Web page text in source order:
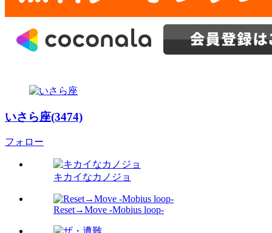
いさら座(3474)
フォロー
キカイなカノジョ
Reset→Move -Mobius loop-